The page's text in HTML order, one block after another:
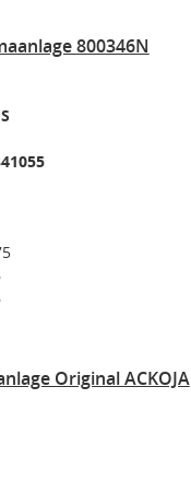
800346N
Original ACKOJA